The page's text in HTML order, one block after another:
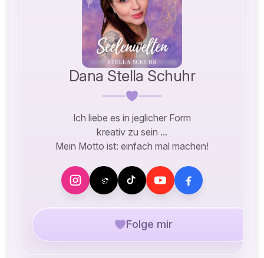
Dana Stella Schuhr
Ich liebe es in jeglicher Form
kreativ zu sein …
Mein Motto ist: einfach mal machen!
Folge mir